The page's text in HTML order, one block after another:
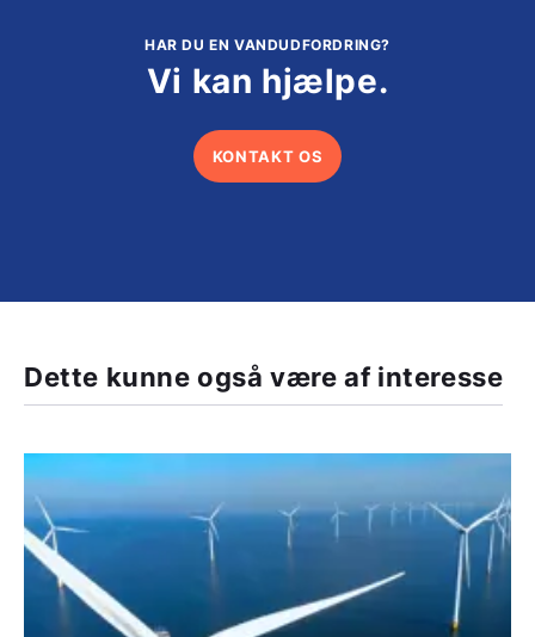
HAR DU EN VANDUDFORDRING?
Vi kan hjælpe.
KONTAKT OS
Dette kunne også være af interesse